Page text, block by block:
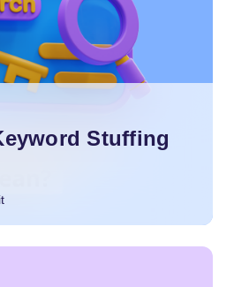
Stuffing